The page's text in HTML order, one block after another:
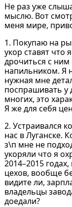
Не раз уже
мыслю. Вот
меня мире,
1. Покупаю на
укор ставят что
дрочиться с ним
напильником. Я
нужная мне
поспрашивать у
многих, это
Я же для себя
2. Устраивался
нас в Луганске.
з\п мне не
укоряли что я
2014–2015
цехов, вообще
видите ли,
владельцы
доедали?